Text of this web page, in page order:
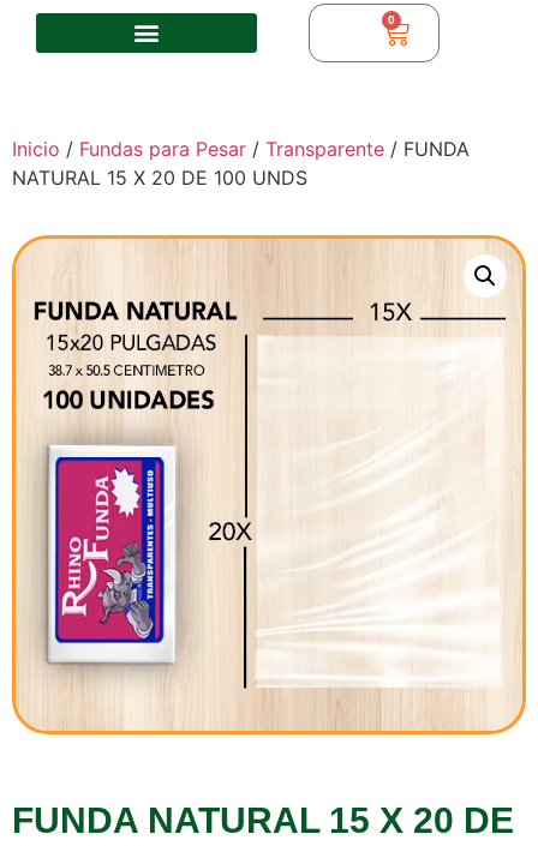
0
Inicio / Fundas para Pesar / Transparente / FUNDA
NATURAL 15 X 20 DE 100 UNDS
FUNDA NATURAL 15 X 20 DE